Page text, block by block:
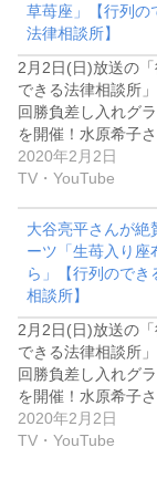
草苺座」【行列の
法律相談所】
2月2日(日)放送の
できる法律相談所
回勝負差し入れグ
を開催！水原希子
2020年2月2日
TV・YouTube
大谷亮平さんが絶
ーツ「生苺入り座
ら」【行列のでき
相談所】
2月2日(日)放送の
できる法律相談所
回勝負差し入れグ
を開催！水原希子
2020年2月2日
TV・YouTube